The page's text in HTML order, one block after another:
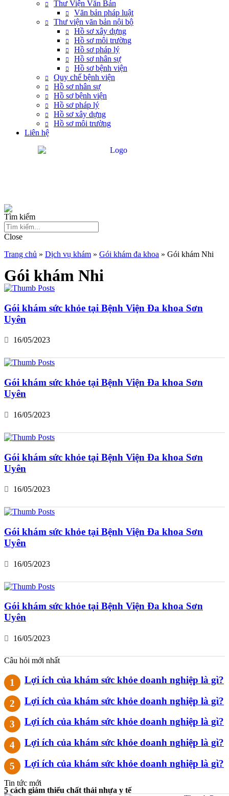
Thư Viện Văn Bản
Văn bản pháp luật
Thư viện văn bản nội bộ
Hồ sơ xây dựng
Hồ sơ môi trường
Hồ sơ pháp lý
Hồ sơ nhân sự
Hồ sơ bệnh viện
Quy chế bệnh viện
Hồ sơ nhân sự
Hồ sơ bệnh viện
Hồ sơ pháp lý
Hồ sơ xây dựng
Hồ sơ môi trường
Liên hệ
Tìm kiếm
Close
Trang chủ » Dịch vụ khám » Gói khám đa khoa » Gói khám Nhi
Gói khám Nhi
Gói khám sức khỏe tại Bệnh Viện Đa khoa Sơn
Uyên
16/05/2023
Gói khám sức khỏe tại Bệnh Viện Đa khoa Sơn
Uyên
16/05/2023
Gói khám sức khỏe tại Bệnh Viện Đa khoa Sơn
Uyên
16/05/2023
Gói khám sức khỏe tại Bệnh Viện Đa khoa Sơn
Uyên
16/05/2023
Gói khám sức khỏe tại Bệnh Viện Đa khoa Sơn
Uyên
16/05/2023
Câu hỏi mới nhất
Lợi ích của khám sức khỏe doanh nghiệp là gì?
Lợi ích của khám sức khỏe doanh nghiệp là gì?
Lợi ích của khám sức khỏe doanh nghiệp là gì?
Lợi ích của khám sức khỏe doanh nghiệp là gì?
Lợi ích của khám sức khỏe doanh nghiệp là gì?
Tin tức mới
5 cách giảm thiểu chất thải nhựa y tế